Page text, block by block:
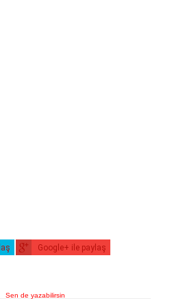
Google+ ile paylaş